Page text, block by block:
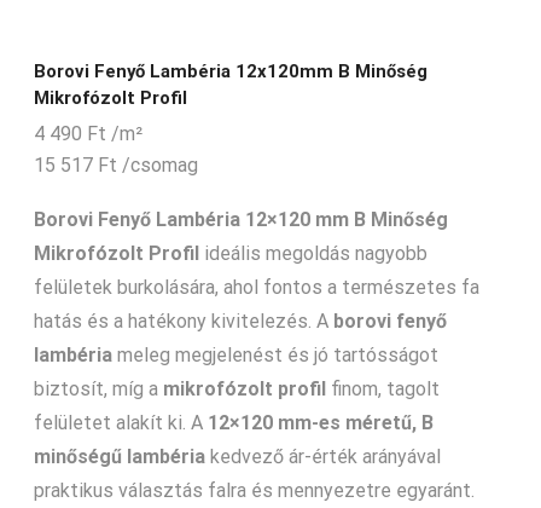
Borovi Fenyő Lambéria 12x120mm B Minőség
Mikrofózolt Profil
4 490 Ft /m²
15 517 Ft /csomag
Borovi Fenyő Lambéria 12×120 mm B Minőség
Mikrofózolt Profil ideális megoldás nagyobb
felületek burkolására, ahol fontos a természetes fa
hatás és a hatékony kivitelezés. A borovi fenyő
lambéria meleg megjelenést és jó tartósságot
biztosít, míg a mikrofózolt profil finom, tagolt
felületet alakít ki. A 12×120 mm-es méretű, B
minőségű lambéria kedvező ár-érték arányával
praktikus választás falra és mennyezetre egyaránt.